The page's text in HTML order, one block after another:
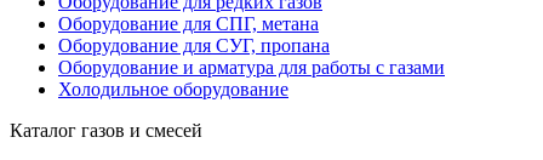
Оборудование для СПГ, метана
Оборудование для СУГ, пропана
Оборудование и арматура для работы с газами
Холодильное оборудование
Каталог газов и смесей